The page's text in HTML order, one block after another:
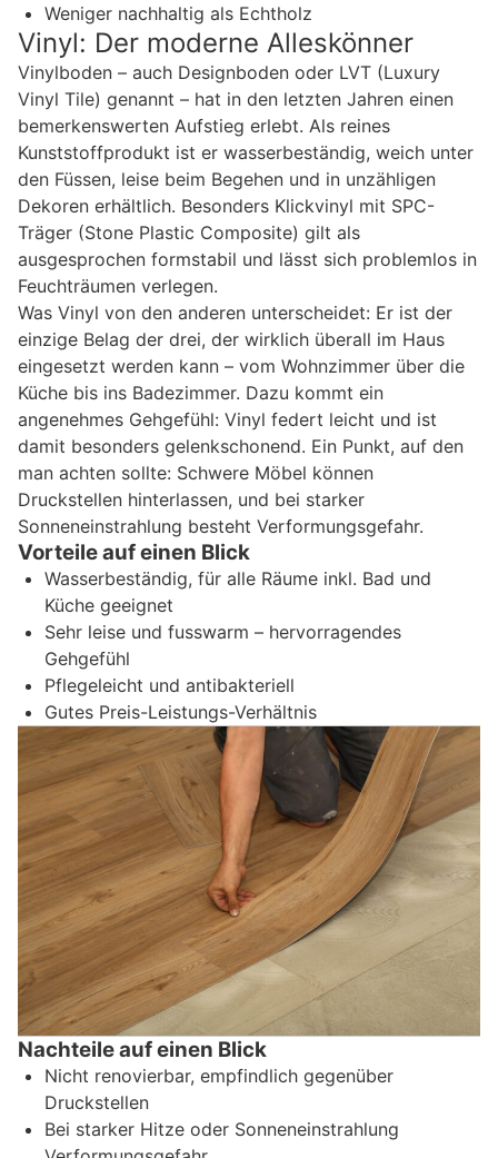
Weniger nachhaltig als Echtholz
Vinyl: Der moderne Alleskönner
Vinylboden – auch Designboden oder LVT (Luxury
Vinyl Tile) genannt – hat in den letzten Jahren einen
bemerkenswerten Aufstieg erlebt. Als reines
Kunststoffprodukt ist er wasserbeständig, weich unter
den Füssen, leise beim Begehen und in unzähligen
Dekoren erhältlich. Besonders Klickvinyl mit SPC-
Träger (Stone Plastic Composite) gilt als
ausgesprochen formstabil und lässt sich problemlos in
Feuchträumen verlegen.
Was Vinyl von den anderen unterscheidet: Er ist der
einzige Belag der drei, der wirklich überall im Haus
eingesetzt werden kann – vom Wohnzimmer über die
Küche bis ins Badezimmer. Dazu kommt ein
angenehmes Gehgefühl: Vinyl federt leicht und ist
damit besonders gelenkschonend. Ein Punkt, auf den
man achten sollte: Schwere Möbel können
Druckstellen hinterlassen, und bei starker
Sonneneinstrahlung besteht Verformungsgefahr.
Vorteile auf einen Blick
Wasserbeständig, für alle Räume inkl. Bad und
Küche geeignet
Sehr leise und fusswarm – hervorragendes
Gehgefühl
Pflegeleicht und antibakteriell
Gutes Preis-Leistungs-Verhältnis
Nachteile auf einen Blick
Nicht renovierbar, empfindlich gegenüber
Druckstellen
Bei starker Hitze oder Sonneneinstrahlung